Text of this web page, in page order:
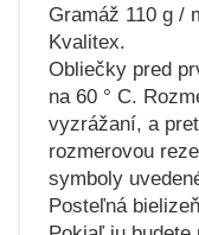
Gramáž 110 g /
Kvalitex.
Obliečky pred
na 60 ° C.
vyzrážaní, a
rozmerovou
symboly
Posteľná